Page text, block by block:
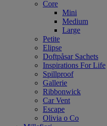
Core
Mini
Medium
Large
Petite
Elipse
Doftpåsar Sachets
Inspirations For Life
Spillproof
Gallerie
Ribbonwick
Car Vent
Escape
Olivia o Co